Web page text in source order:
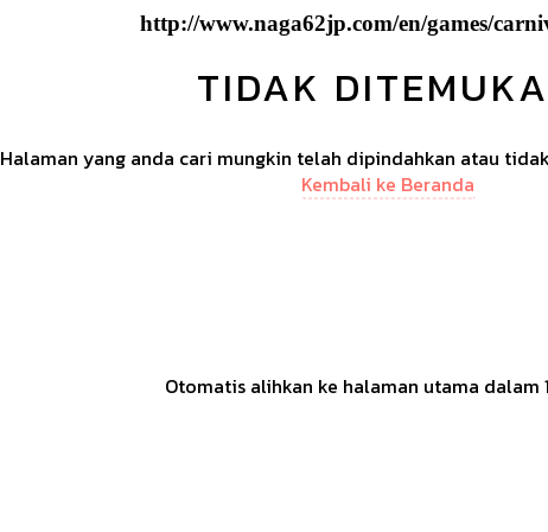
http://www.naga62jp.com/en/games/
TIDAK
Halaman yang anda cari mungkin telah dipindahkan atau
Kembali ke Beranda
Otomatis alihkan ke halaman utama dalam 1